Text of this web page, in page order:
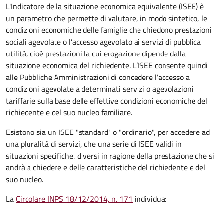
L'Indicatore della situazione economica equivalente (ISEE) è
un parametro che permette di valutare, in modo sintetico, le
condizioni economiche delle famiglie che chiedono prestazioni
sociali agevolate o l’accesso agevolato ai servizi di pubblica
utilità, cioè prestazioni la cui erogazione dipende dalla
situazione economica del richiedente. L’ISEE consente quindi
alle Pubbliche Amministrazioni di concedere l’accesso a
condizioni agevolate a determinati servizi o agevolazioni
tariffarie sulla base delle effettive condizioni economiche del
richiedente e del suo nucleo familiare.
Esistono sia un ISEE "standard" o "ordinario", per accedere ad
una pluralità di servizi, che una serie di ISEE validi in
situazioni specifiche, diversi in ragione della prestazione che si
andrà a chiedere e delle caratteristiche del richiedente e del
suo nucleo.
La Circolare INPS 18/12/2014, n. 171 individua: